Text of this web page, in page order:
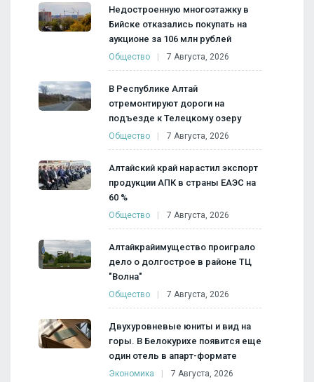
Недостроенную многоэтажку в
Бийске отказались покупать на
аукционе за 106 млн рублей
Общество 7 Августа, 2026
В Республике Алтай
отремонтируют дороги на
подъезде к Телецкому озеру
Общество 7 Августа, 2026
Алтайский край нарастил экспорт
продукции АПК в страны ЕАЭС на
60 %
Общество 7 Августа, 2026
Алтайкрайимущество проиграло
дело о долгострое в районе ТЦ
"Волна"
Общество 7 Августа, 2026
Двухуровневые юниты и вид на
горы. В Белокурихе появится еще
один отель в апарт-формате
Экономика 7 Августа, 2026